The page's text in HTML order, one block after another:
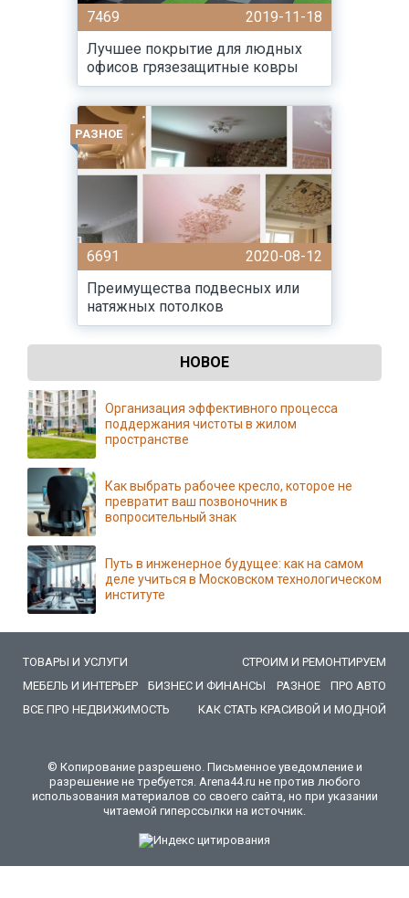
7469
2019-11-18
Лучшее покрытие для людных
офисов грязезащитные ковры
РАЗНОЕ
6691
2020-08-12
Преимущества подвесных или
натяжных потолков
НОВОЕ
Организация эффективного процесса
поддержания чистоты в жилом
пространстве
Как выбрать рабочее кресло, которое не
превратит ваш позвоночник в
вопросительный знак
Путь в инженерное будущее: как на самом
деле учиться в Московском технологическом
институте
ТОВАРЫ И УСЛУГИ
СТРОИМ И РЕМОНТИРУЕМ
МЕБЕЛЬ И ИНТЕРЬЕР
БИЗНЕС И ФИНАНСЫ РАЗНОЕ
ПРО АВТО
ВСЕ ПРО НЕДВИЖИМОСТЬ
КАК СТАТЬ КРАСИВОЙ И МОДНОЙ
© Копирование разрешено. Письменное уведомление и
разрешение не требуется. Arena44.ru не против любого
использования материалов со своего сайта, но при указании
читаемой гиперссылки на источник.